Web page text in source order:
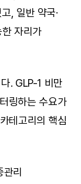
, 일반 약국·
자리가
. GLP-1 비만
링하는 수요가
테고리의 핵심
리